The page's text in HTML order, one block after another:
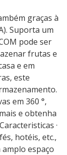
graças à
Suporta um
pode ser
frutas e
e em
este
em 360 °,
e obtenha
·
hotéis, etc.,
espaço